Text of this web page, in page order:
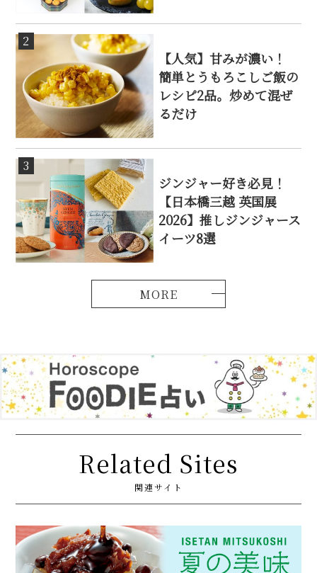
2
【人気】甘みが濃い！
簡単とうもろこしご飯の
レシピ2品。炒めて混ぜ
るだけ
3
ジンジャー好き必見！
【日本橋三越 英国展
2026】推しジンジャース
イーツ8選
Related Sites
関連サイト